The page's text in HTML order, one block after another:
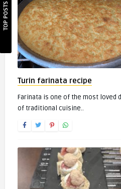
TOP POSTS
Turin farinata recipe
Farinata is one of the most loved
of traditional cuisine..